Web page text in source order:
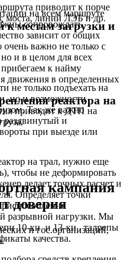
приводит к порче
моста, линий ЛЭБ и др.
на всем маршруте
сопровождать
зависит от общих
очень важно не только с
но и в целом для всех
к найму
движения в определенных
приводит к ДТП на
к местам загрузки и
не только подъехать на
но и возможности
Так же важно
раздвинутый и
при выезде или
реактора на
на трал, нужно еще
чтобы не деформировать
делает точных расчет и
Определяет точки
разрывной нагрузки. Мы
10-ки и 13-ки , талрепы
качества.
кампания
доверия
и гос.организаций,